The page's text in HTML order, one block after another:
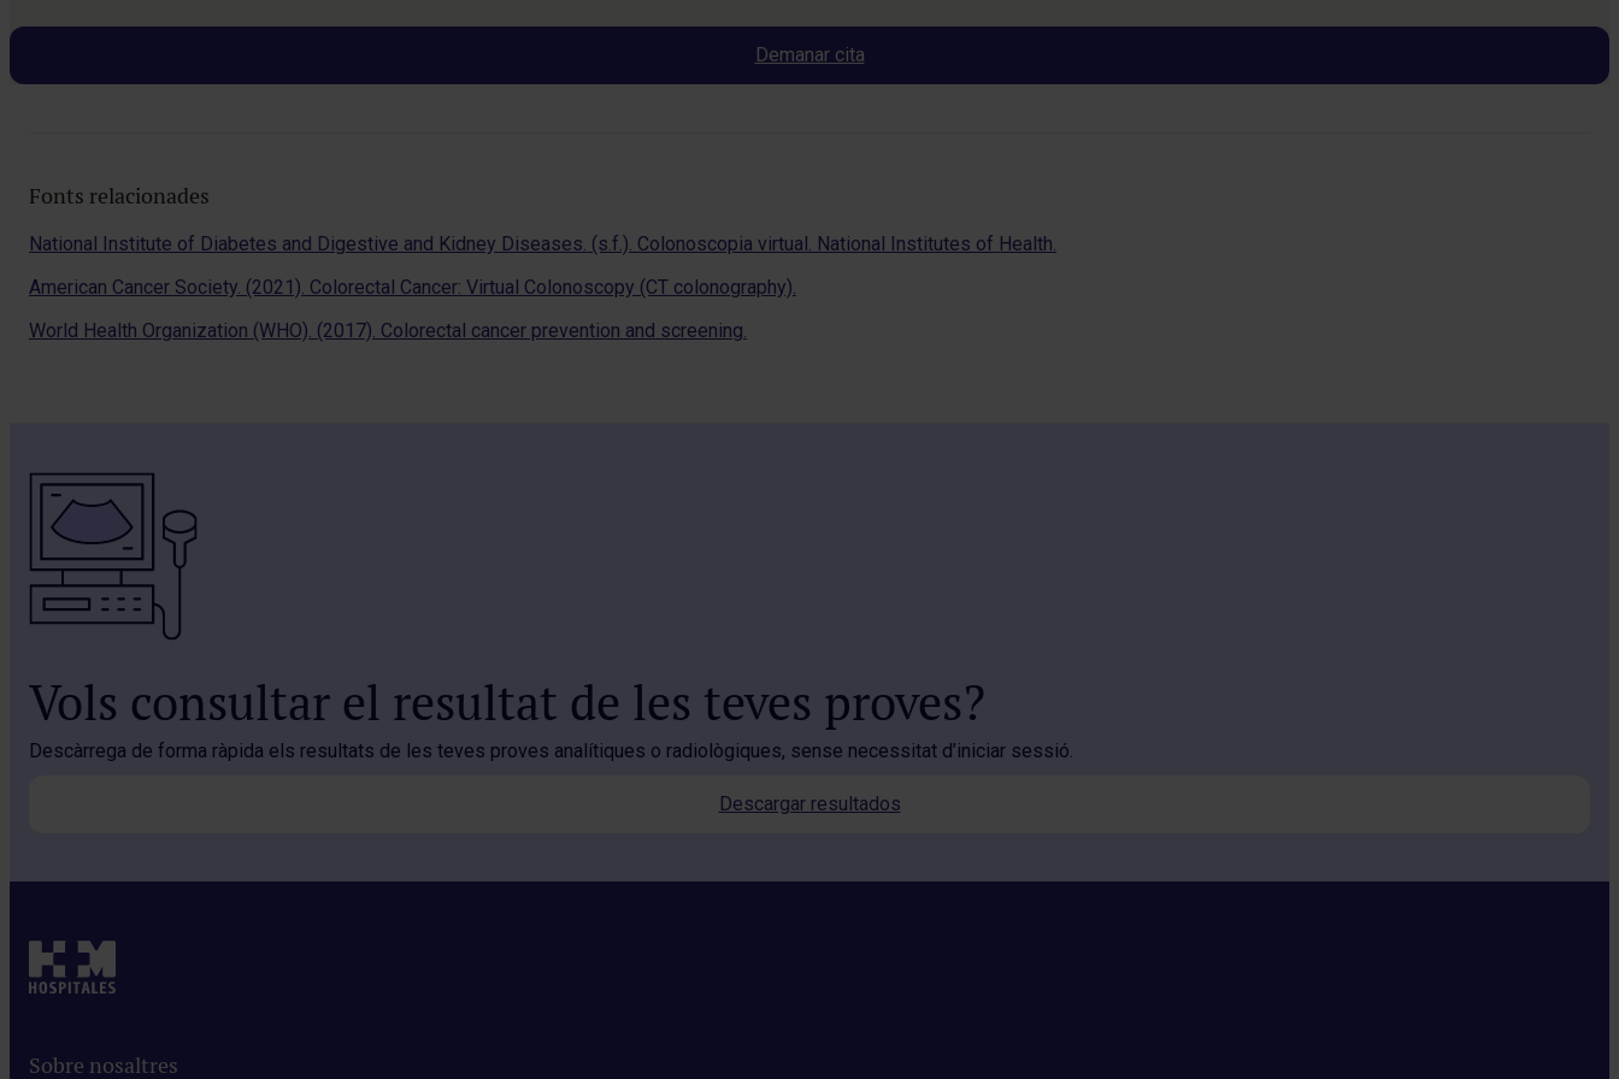
Demanar cita
Fonts relacionades
National Institute of Diabetes and Digestive and Kidney Diseases. (s.f.). Colonoscopia virtual. National Institutes of Health.
American Cancer Society. (2021). Colorectal Cancer: Virtual Colonoscopy (CT colonography).
World Health Organization (WHO). (2017). Colorectal cancer prevention and screening.
Vols consultar el resultat de les teves proves?
Descàrrega de forma ràpida els resultats de les teves proves analítiques o radiològiques, sense necessitat d’iniciar sessió.
Descargar resultados
Sobre nosaltres